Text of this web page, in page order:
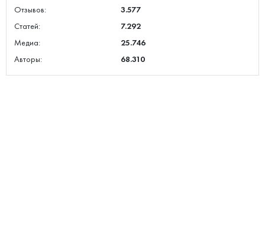
Отзывов:
3.577
Статей:
7.292
Медиа:
25.746
Авторы:
68.310